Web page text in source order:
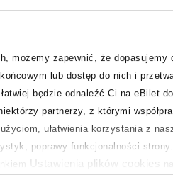
możemy zapewnić, że dopasujemy
lub dostęp do nich i
będzie odnaleźć Ci na eBilet
partnerzy, z którymi
ułatwienia korzystania z
poprawy funkcjonalności
Ustawienia plików cookies
to album
odbiorców są